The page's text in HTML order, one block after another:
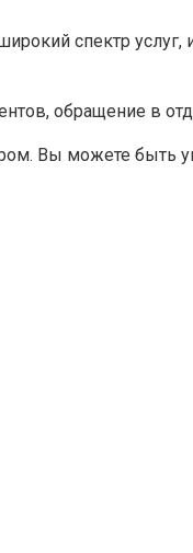
спектр
обращение в
Вы можете быть